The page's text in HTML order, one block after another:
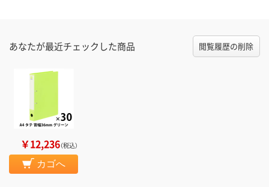
あなたが最近チェックした商品 閲覧履歴の削除
￥12,236（税込）
カゴへ